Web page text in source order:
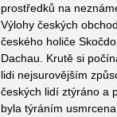
prostředků na
Výlohy českých
českého holiče
Dachau. Krutě si
lidi nejsurovějším
českých lidí ztýráno a
byla týráním